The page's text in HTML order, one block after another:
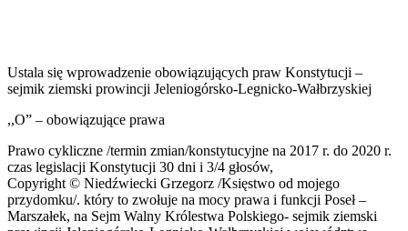
Ustala się wprowadzenie obowiązujących praw Konstytucji –
sejmik ziemski prowincji Jeleniogórsko-Legnicko-Wałbrzyskiej
,,O” – obowiązujące prawa
Prawo cykliczne /termin zmian/konstytucyjne na 2017 r. do 2020 r.
czas legislacji Konstytucji 30 dni i 3/4 głosów,
Copyright © Niedźwiecki Grzegorz /Księstwo od mojego
przydomku/. który to zwołuje na mocy prawa i funkcji Poseł –
Marszałek, na Sejm Walny Królestwa Polskiego- sejmik ziemski